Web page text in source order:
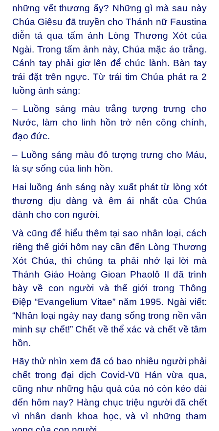
những vết thương ấy? Những gì mà sau này
Chúa Giêsu đã truyền cho Thánh nữ Faustina
diễn tả qua tấm ảnh Lòng Thương Xót của
Ngài. Trong tấm ảnh này, Chúa mặc áo trắng.
Cánh tay phải giơ lên để chúc lành. Bàn tay
trái đặt trên ngực. Từ trái tim Chúa phát ra 2
luồng ánh sáng:
– Luồng sáng màu trắng tượng trưng cho
Nước, làm cho linh hồn trở nên công chính,
đạo đức.
– Luồng sáng màu đỏ tượng trưng cho Máu,
là sự sống của linh hồn.
Hai luồng ánh sáng này xuất phát từ lòng xót
thương dịu dàng và êm ái nhất của Chúa
dành cho con người.
Và cũng để hiểu thêm tại sao nhân loại, cách
riêng thế giới hôm nay cần đến Lòng Thương
Xót Chúa, thì chúng ta phải nhớ lại lời mà
Thánh Giáo Hoàng Gioan Phaolô II đã trình
bày về con người và thế giới trong Thông
Điệp “Evangelium Vitae” năm 1995. Ngài viết:
“Nhân loại ngày nay đang sống trong nền văn
minh sự chết!” Chết về thể xác và chết về tâm
hồn.
Hãy thử nhìn xem đã có bao nhiêu người phải
chết trong đại dịch Covid-Vũ Hán vừa qua,
cũng như những hậu quả của nó còn kéo dài
đến hôm nay? Hàng chục triệu người đã chết
vì nhân danh khoa học, và vì những tham